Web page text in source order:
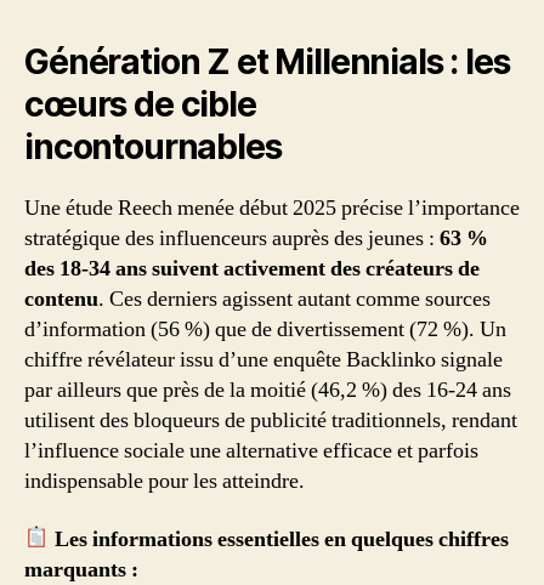
Génération Z et Millennials : les
cœurs de cible
incontournables
Une étude Reech menée début 2025 précise l’importance
stratégique des influenceurs auprès des jeunes : 63 %
des 18-34 ans suivent activement des créateurs de
contenu. Ces derniers agissent autant comme sources
d’information (56 %) que de divertissement (72 %). Un
chiffre révélateur issu d’une enquête Backlinko signale
par ailleurs que près de la moitié (46,2 %) des 16-24 ans
utilisent des bloqueurs de publicité traditionnels, rendant
l’influence sociale une alternative efficace et parfois
indispensable pour les atteindre.
Les informations essentielles en quelques chiffres
marquants :